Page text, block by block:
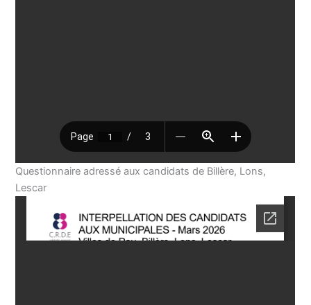
Questionnaire adressé aux candidats de Billère, Lons,
Lescar